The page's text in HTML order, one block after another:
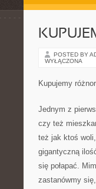
POSTED BY
WYŁĄCZONA
Kupujemy
Jednym z
czy też
też jak ktoś
gigantyczną
się połapać.
zastanówmy